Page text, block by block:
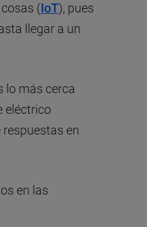
(IoT), pues
llegar a un
lo más cerca
eléctrico
en
en las